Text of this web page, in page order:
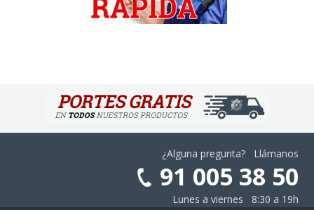
¿Alguna pregunta? Llámanos
91 005 38 50
Lunes a viernes 8:30 a 19h